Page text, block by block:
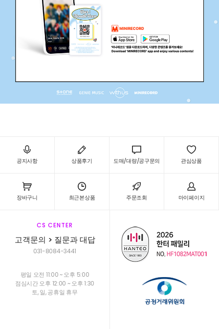
공지사항 상품후기 도매/대량/공구문의 관심상품
장바구니 최근본상품 주문조회 마이페이지
CS CENTER
고객문의 > 질문과 대답
031-8084-3441
평일 오전 11:00 ~ 오후 5:00
점심시간 오후 12:00 ~ 오후 1:30
토, 일, 공휴일 휴무